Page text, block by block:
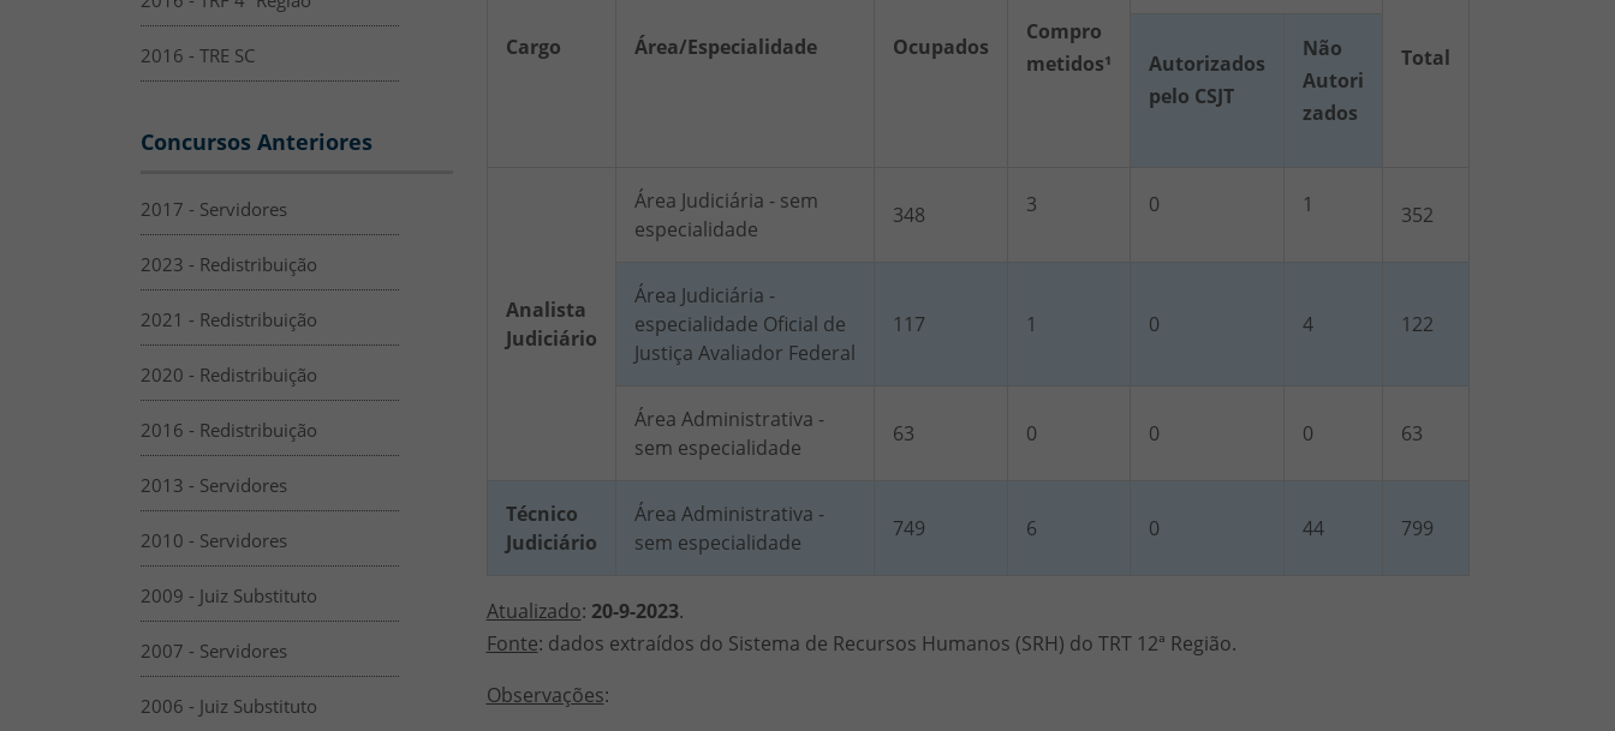
2016 - TRE SC
Concursos Anteriores
2017 - Servidores
2023 - Redistribuição
2021 - Redistribuição
2020 - Redistribuição
2016 - Redistribuição
2013 - Servidores
2010 - Servidores
2009 - Juiz Substituto
2007 - Servidores
2006 - Juiz Substituto
Cargo Área/Especialidade Ocupados
Compro
metidos¹
Total
Autorizados
pelo CSJT
Não
Autori
zados
Analista
Judiciário
Área Judiciária - sem
especialidade
348 3 0 1 352
Área Judiciária -
especialidade Oficial de
Justiça Avaliador Federal
117 1 0 4 122
Área Administrativa -
sem especialidade
63 0 0 0 63
Técnico
Judiciário
Área Administrativa -
sem especialidade
749 6 0 44 799
Atualizado: 20-9-2023.
Fonte: dados extraídos do Sistema de Recursos Humanos (SRH) do TRT 12ª Região.
Observações: